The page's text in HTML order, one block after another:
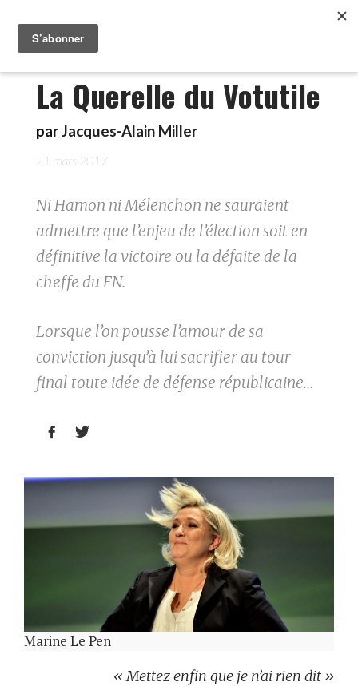
La Querelle du Votutile
parJacques-Alain Miller
21 mars 2017
Ni Hamon ni Mélenchon ne sauraient
admettre que l’enjeu de l’élection soit en
définitive la victoire ou la défaite de la
cheffe du FN.
Lorsque l’on pousse l’amour de sa
conviction jusqu’à lui sacrifier au tour
final toute idée de défense républicaine…
 
Marine Le Pen
« Mettez enfin que je n’ai rien dit »